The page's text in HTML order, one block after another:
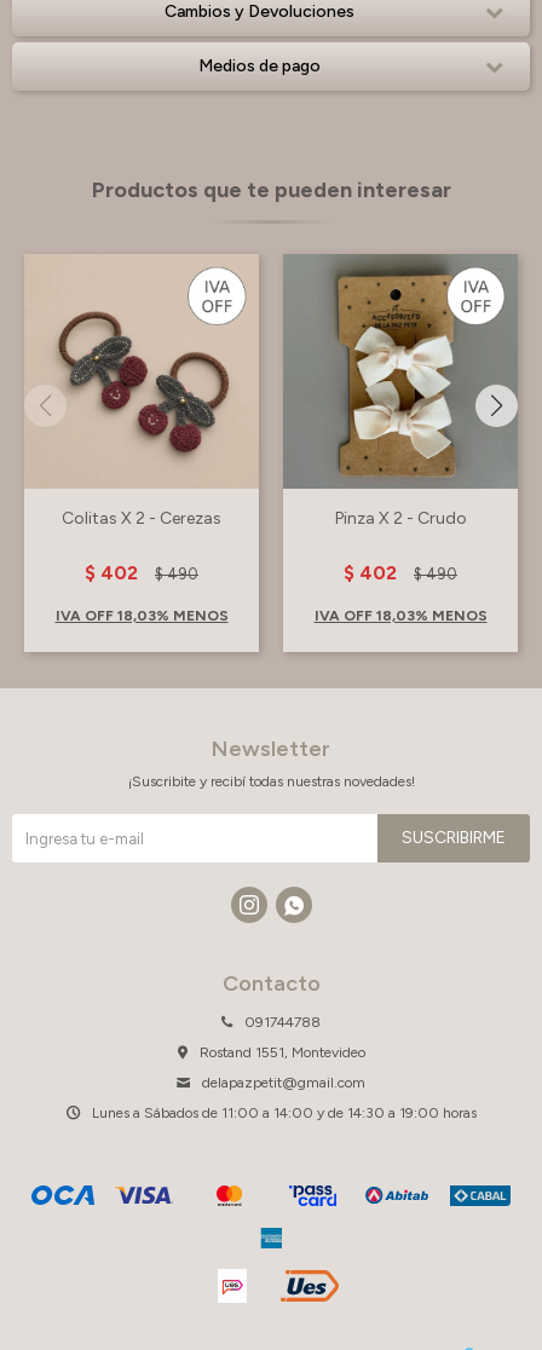
Cambios y Devoluciones
Medios de pago
Productos que te pueden interesar
Colitas X 2 - Cerezas
$ 402 $ 490
IVA OFF 18,03% MENOS
Pinza X 2 - Crudo
$ 402 $ 490
IVA OFF 18,03% MENOS
Contacto
091744788
Rostand 1551, Montevideo
delapazpetit@gmail.com
Lunes a Sábados de 11:00 a 14:00 y de 14:30 a 19:00 horas
Newsletter
¡Suscribite y recibí todas nuestras novedades!
SUSCRIBIRME
 